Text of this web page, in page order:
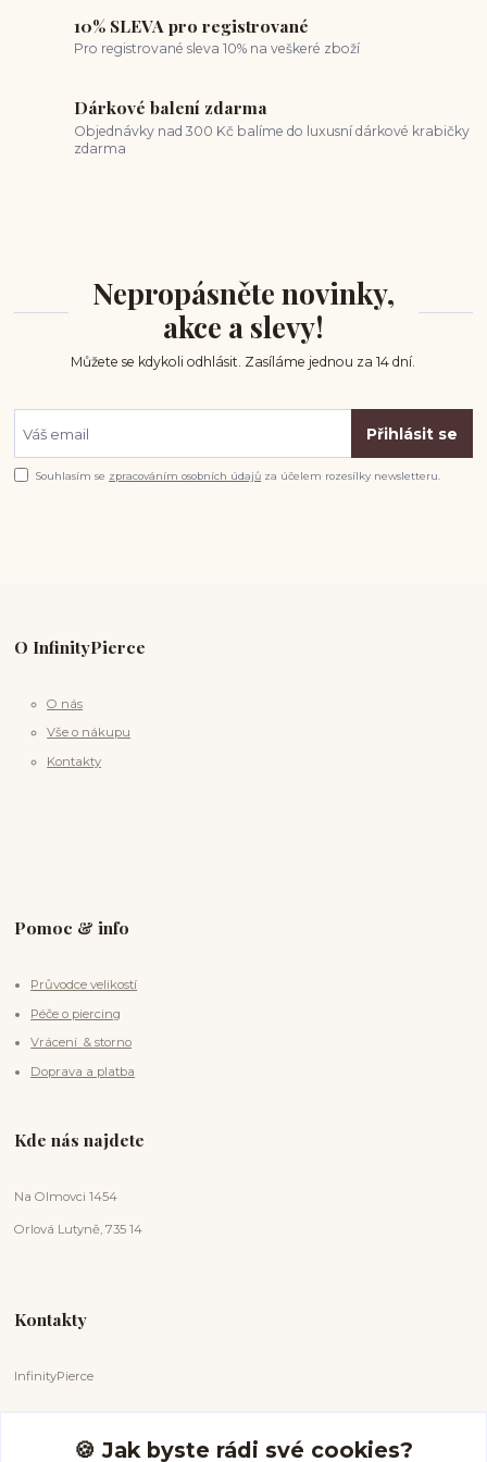
10% SLEVA pro registrované
Pro registrované sleva 10% na veškeré zboží
Dárkové balení zdarma
Objednávky nad 300 Kč balíme do luxusní dárkové krabičky
zdarma
Nepropásněte novinky,
akce a slevy!
Můžete se kdykoli odhlásit. Zasíláme jednou za 14 dní.
Přihlásit se
Souhlasím se zpracováním osobních údajů za účelem rozesílky newsletteru.
O InfinityPierce
O nás
Vše o nákupu
Kontakty
Pomoc & info
Průvodce velikostí
Péče o piercing
Vrácení & storno
Doprava a platba
Kde nás najdete
Na Olmovci 1454
Orlová Lutyně, 735 14
Kontakty
InfinityPierce
+420 731 681 038
🍪 Jak byste rádi své cookies?